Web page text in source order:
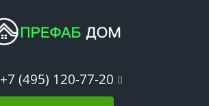
+7 (495) 120-77-20